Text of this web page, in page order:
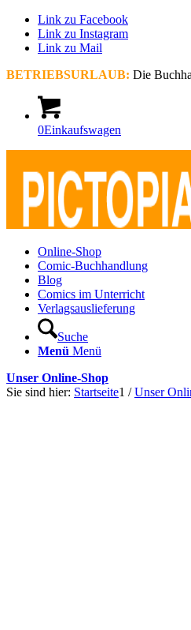
Link zu Facebook
Link zu Instagram
Link zu Mail
BETRIEBSURLAUB: Die
0Einkaufswagen
Online-Shop
Comic-Buchhandlung
Blog
Comics im Unterricht
Verlagsauslieferung
Suche
Menü Menü
Unser Online-Shop
Sie sind hier: Startseite1 / Unser